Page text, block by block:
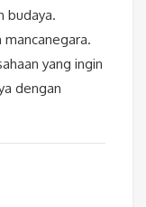
budaya.
yang ingin
dengan